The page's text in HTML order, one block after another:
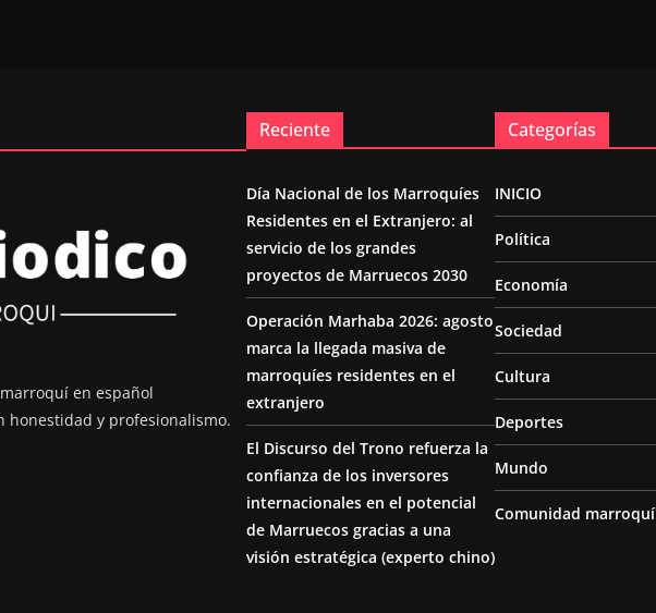
en español
honestidad y profesionalismo.
Reciente
Día Nacional de los Marroquíes
Residentes en el Extranjero: al
servicio de los grandes
proyectos de Marruecos 2030
Operación Marhaba 2026: agosto
marca la llegada masiva de
marroquíes residentes en el
extranjero
El Discurso del Trono refuerza la
confianza de los inversores
internacionales en el potencial
de Marruecos gracias a una
visión estratégica (experto chino)
Categorías
INICIO
Política
Economía
Sociedad
Cultura
Deportes
Mundo
Comunidad marroquí